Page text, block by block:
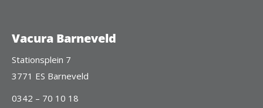
Vacura Barneveld
Stationsplein 7
3771 ES Barneveld
0342 – 70 10 18